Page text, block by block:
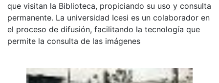
que visitan la Biblioteca, propiciando su uso y consulta
permanente. La universidad Icesi es un colaborador en
el proceso de difusión, facilitando la tecnología que
permite la consulta de las imágenes